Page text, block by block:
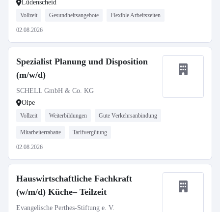
Lüdenscheid
Vollzeit Gesundheitsangebote Flexible Arbeitszeiten
02.08.2026
Spezialist Planung und Disposition
(m/w/d)
SCHELL GmbH & Co. KG
Olpe
Vollzeit Weiterbildungen Gute Verkehrsanbindung
Mitarbeiterrabatte Tarifvergütung
02.08.2026
Hauswirtschaftliche Fachkraft
(w/m/d) Küche– Teilzeit
Evangelische Perthes-Stiftung e. V.